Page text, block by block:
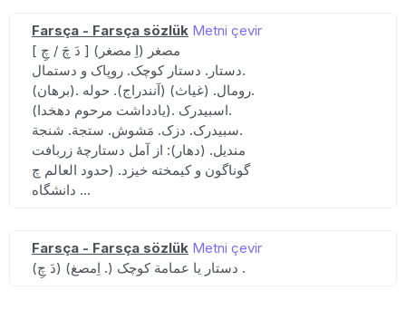
Farsça - Farsça sözlük Metni çevir
[ دَ چَ / چِ ] (اِ مصغر) مصغر
دستار. دستار کوچک. روپاک و دستمال.
(برهان). رومال. (غیاث) (آنندراج). حوله.
(یادداشت مرحوم دهخدا). اسبیدرک.
سبیدرک. دزک. مَشوش. ستجة. شنجة.
مندیل. (دهار): از آمل دستارچهٔ زربافت
گوناگون و کیمخته خیزد. (حدود العالم چ
دانشگاه ...
Farsça - Farsça sözlük Metni çevir
(دَ چِ) (اِمصغ .) دستار یا عمامة کوچک .